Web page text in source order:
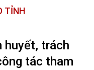
TỈNH
huyết, trách
tác tham